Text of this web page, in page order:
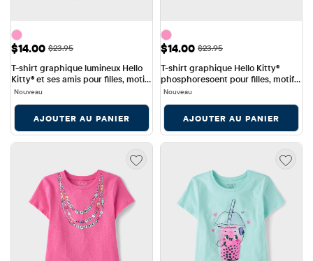
Prix ​​de vente: $14.00
$14.00 Prix ​​d'origine: $23.95
$23.95
T-shirt graphique lumineux Hello
Kitty® et ses amis pour filles, motif
Halloween
Nouveau
AJOUTER AU PANIER
Prix ​​de vente: $14.00
$14.00 Prix ​​d'origine: $23.95
$23.95
T-shirt graphique Hello Kitty®
phosphorescent pour filles, motif
Halloween
Nouveau
AJOUTER AU PANIER